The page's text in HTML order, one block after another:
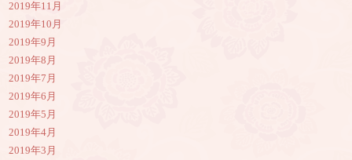
2019年11月
2019年10月
2019年9月
2019年8月
2019年7月
2019年6月
2019年5月
2019年4月
2019年3月